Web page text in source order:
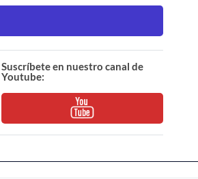
Suscríbete en nuestro canal de
Youtube: